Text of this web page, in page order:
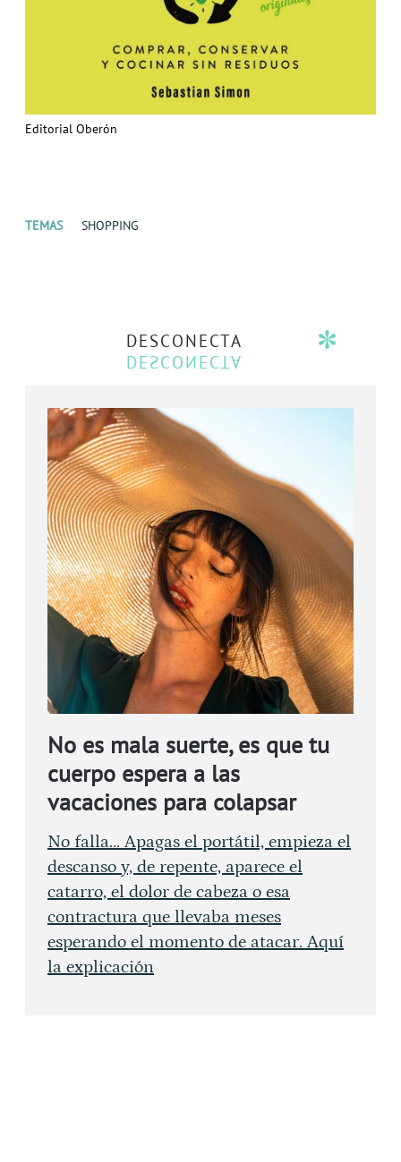
Editorial Oberón
TEMAS SHOPPING
DESCONECTA
No es mala suerte, es que tu
cuerpo espera a las
vacaciones para colapsar
No falla... Apagas el portátil, empieza el
descanso y, de repente, aparece el
catarro, el dolor de cabeza o esa
contractura que llevaba meses
esperando el momento de atacar. Aquí
la explicación